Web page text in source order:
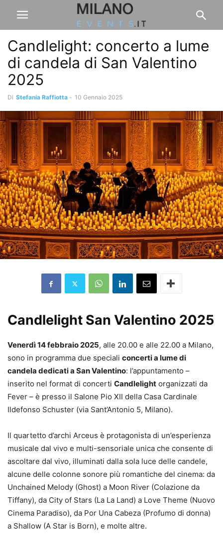
Candlelight: concerto a lume
di candela di San Valentino
2025
Di Stefania Raffiotta - 10 Gennaio 2025
Candlelight San Valentino 2025
Venerdì 14 febbraio 2025, alle 20.00 e alle 22.00 a Milano,
sono in programma due speciali concerti a lume di
candela dedicati a San Valentino: l’appuntamento –
inserito nel format di concerti Candlelight organizzati da
Fever – è presso il Salone Pio XII della Casa Cardinale
Ildefonso Schuster (via Sant’Antonio 5, Milano).
Il quartetto d’archi Arceus è protagonista di un’esperienza
musicale dal vivo e multi-sensoriale unica che consente di
ascoltare dal vivo, illuminati dalla sola luce delle candele,
alcune delle colonne sonore più romantiche del cinema: da
Unchained Melody (Ghost) a Moon River (Colazione da
Tiffany), da City of Stars (La La Land) a Love Theme (Nuovo
Cinema Paradiso), da Por Una Cabeza (Profumo di donna)
a Shallow (A Star is Born), e molte altre.